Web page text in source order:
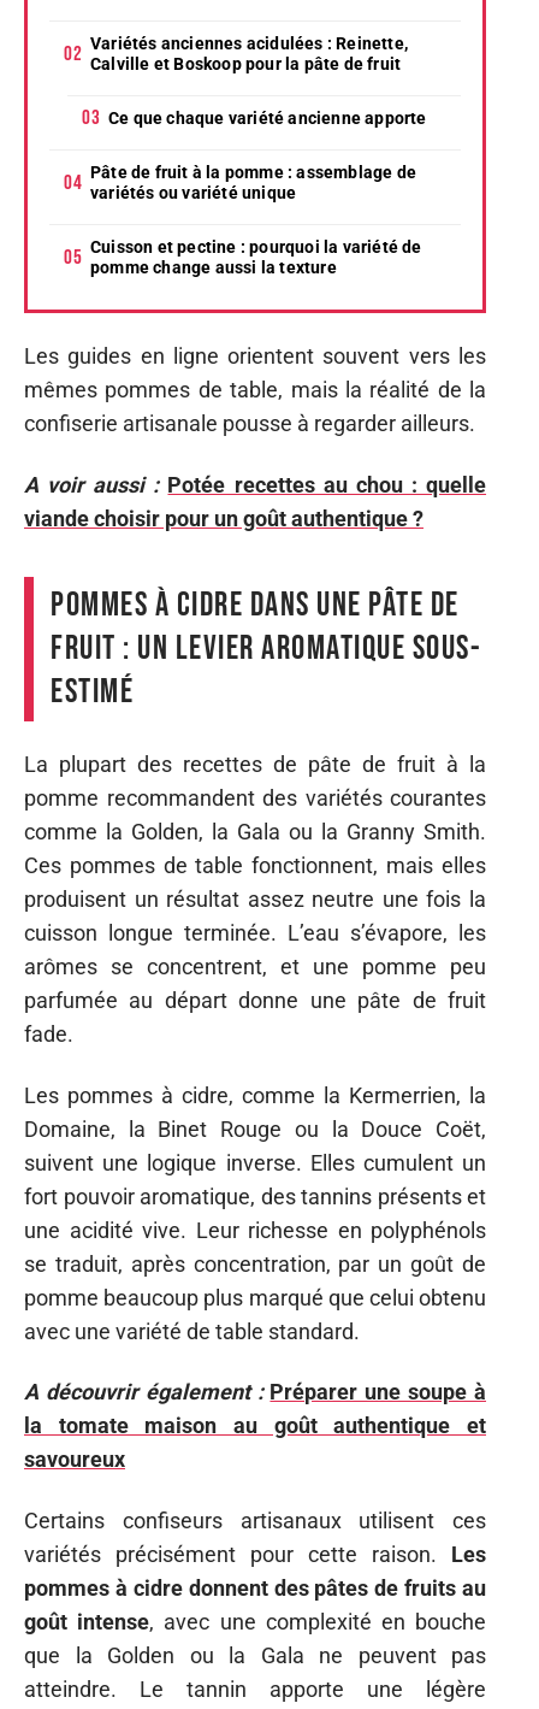
Variétés anciennes acidulées : Reinette,
Calville et Boskoop pour la pâte de fruit
Ce que chaque variété ancienne apporte
Pâte de fruit à la pomme : assemblage de
variétés ou variété unique
Cuisson et pectine : pourquoi la variété de
pomme change aussi la texture
Les guides en ligne orientent souvent vers les
mêmes pommes de table, mais la réalité de la
confiserie artisanale pousse à regarder ailleurs.
A voir aussi : Potée recettes au chou : quelle
viande choisir pour un goût authentique ?
Pommes à cidre dans une pâte de
fruit : un levier aromatique sous-
estimé
La plupart des recettes de pâte de fruit à la
pomme recommandent des variétés courantes
comme la Golden, la Gala ou la Granny Smith.
Ces pommes de table fonctionnent, mais elles
produisent un résultat assez neutre une fois la
cuisson longue terminée. L’eau s’évapore, les
arômes se concentrent, et une pomme peu
parfumée au départ donne une pâte de fruit
fade.
Les pommes à cidre, comme la Kermerrien, la
Domaine, la Binet Rouge ou la Douce Coët,
suivent une logique inverse. Elles cumulent un
fort pouvoir aromatique, des tannins présents et
une acidité vive. Leur richesse en polyphénols
se traduit, après concentration, par un goût de
pomme beaucoup plus marqué que celui obtenu
avec une variété de table standard.
A découvrir également : Préparer une soupe à
la tomate maison au goût authentique et
savoureux
Certains confiseurs artisanaux utilisent ces
variétés précisément pour cette raison. Les
pommes à cidre donnent des pâtes de fruits au
goût intense, avec une complexité en bouche
que la Golden ou la Gala ne peuvent pas
atteindre. Le tannin apporte une légère